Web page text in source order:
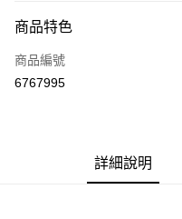
信用卡一次付款
超商取貨付款
全家付款取貨
商品特色
商品編號
6767995
詳細說明